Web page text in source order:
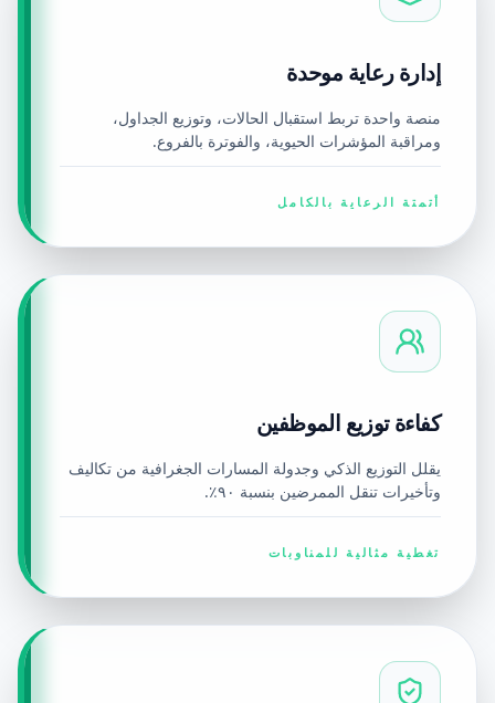
إدارة رعاية موحدة
منصة واحدة تربط استقبال الحالات، وتوزيع الجداول،
ومراقبة المؤشرات الحيوية، والفوترة بالفروع.
أتمتة الرعاية بالكامل
كفاءة توزيع الموظفين
يقلل التوزيع الذكي وجدولة المسارات الجغرافية من تكاليف
وتأخيرات تنقل الممرضين بنسبة ٩٠٪.
تغطية مثالية للمناوبات